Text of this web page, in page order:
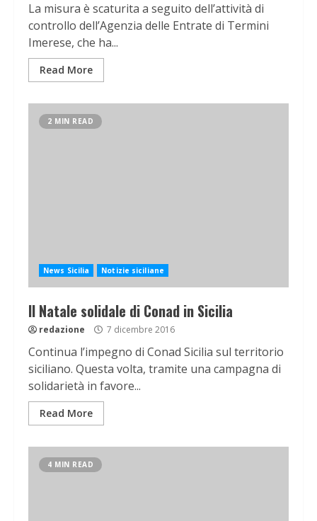
La misura è scaturita a seguito dell’attività di
controllo dell’Agenzia delle Entrate di Termini
Imerese, che ha...
Read More
2 MIN READ
News Sicilia Notizie siciliane
Il Natale solidale di Conad in Sicilia
redazione 7 dicembre 2016
Continua l’impegno di Conad Sicilia sul territorio
siciliano. Questa volta, tramite una campagna di
solidarietà in favore...
Read More
4 MIN READ